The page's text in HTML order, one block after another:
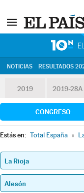
NOTICIAS RESULTADOS
2019 2019-28A
CONGRESO
Estás en: Total España »